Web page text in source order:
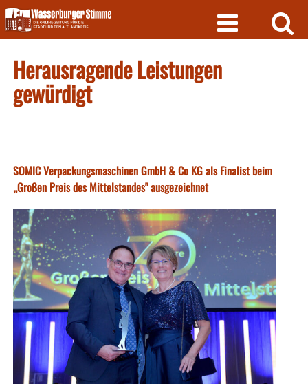
Skip
to
content
Herausragende Leistungen
gewürdigt
SOMIC Verpackungsmaschinen GmbH & Co KG als Finalist beim
„Großen Preis des Mittelstandes" ausgezeichnet